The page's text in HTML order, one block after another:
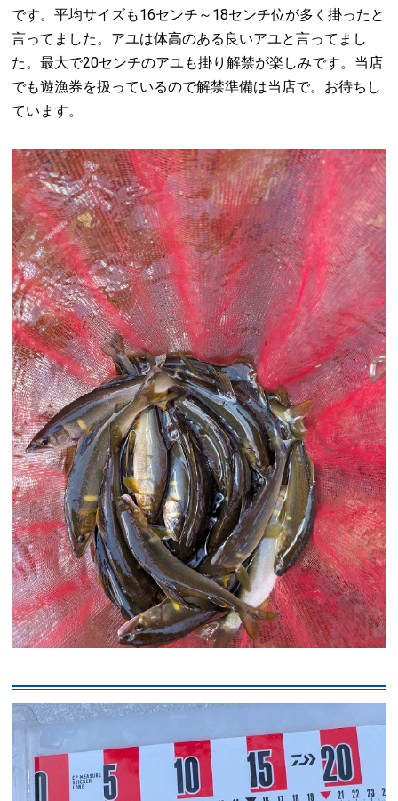
です。平均サイズも16センチ～18センチ位が多く掛ったと
言ってました。アユは体高のある良いアユと言ってまし
た。最大で20センチのアユも掛り解禁が楽しみです。当店
でも遊漁券を扱っているので解禁準備は当店で。お待ちし
ています。